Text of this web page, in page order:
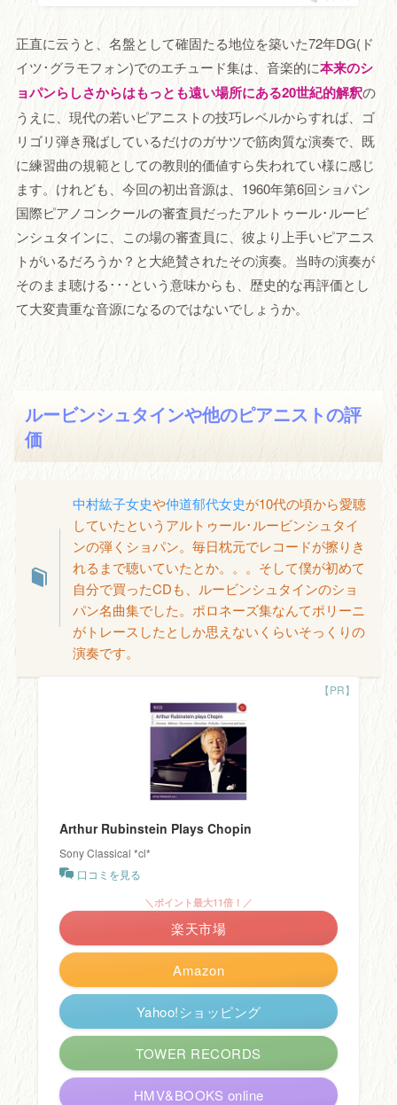
正直に云うと、名盤として確固たる地位を築いた72年DG(ド
イツ･グラモフォン)でのエチュード集は、音楽的に本来のシ
ョパンらしさからはもっとも遠い場所にある20世紀的解釈の
うえに、現代の若いピアニストの技巧レベルからすれば、ゴ
リゴリ弾き飛ばしているだけのガサツで筋肉質な演奏で、既
に練習曲の規範としての教則的価値すら失われてい様に感じ
ます。けれども、今回の初出音源は、1960年第6回ショパン
国際ピアノコンクールの審査員だったアルトゥール･ルービ
ンシュタインに、この場の審査員に、彼より上手いピアニス
トがいるだろうか？と大絶賛されたその演奏。当時の演奏が
そのまま聴ける･･･という意味からも、歴史的な再評価とし
て大変貴重な音源になるのではないでしょうか。
ルービンシュタインや他のピアニストの評
価
中村紘子女史や仲道郁代女史が10代の頃から愛聴
していたというアルトゥール･ルービンシュタイ
ンの弾くショパン。毎日枕元でレコードが擦りき
れるまで聴いていたとか。。。そして僕が初めて
自分で買ったCDも、ルービンシュタインのショ
パン名曲集でした。ポロネーズ集なんてポリーニ
がトレースしたとしか思えないくらいそっくりの
演奏です。
Arthur Rubinstein Plays Chopin
Sony Classical *cl*
口コミを見る
Amazon
＼ポイント最大11倍！／
楽天市場
Yahoo!ショッピング
TOWER RECORDS
HMV&BOOKS online